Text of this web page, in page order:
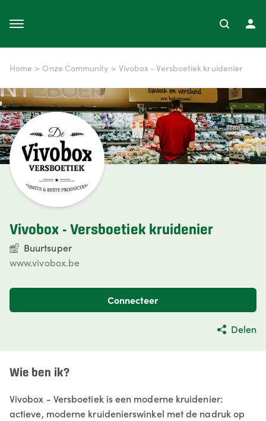
Home > Onze Community > Vivobox - Versboetiek kruidenier
Vivobox - Versboetiek kruidenier
Buurtsuper
www.vivobox.be
Connecteer
Delen
Wie ben ik?
Vivobox - Versboetiek is een moderne kruidenier:
actieve, moderne kruidenierswinkel met de nadruk op